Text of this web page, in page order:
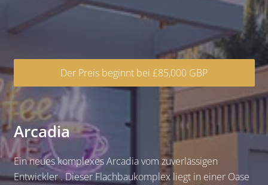
Der Preis beginnt bei £85,000 GBP
Arcadia
Ein neues komplexes Arcadia vom zuverlässigen
Entwickler . Dieser Flachbaukomplex liegt in einer Oase